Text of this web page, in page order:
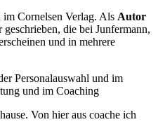
im Cornelsen Verlag. Als Autor
die bei Junfermann,
und in mehrere
Personalauswahl und im
und im Coaching
Von hier aus coache ich